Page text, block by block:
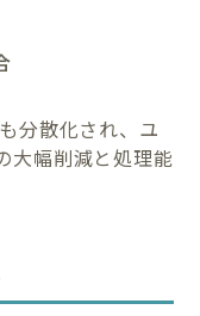
分散化され、ユ
大幅削減と処理能